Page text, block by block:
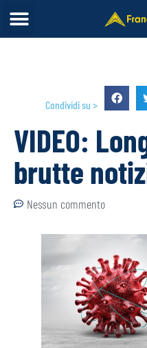
Condividi su >
VIDEO:
brutte
Nessun commento